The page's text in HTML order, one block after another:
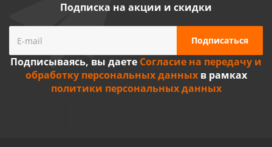
Подписка на акции и скидки
Подписываясь, вы даете Согласие на передачу и
обработку персональных данныхв рамках
политики персональных данных